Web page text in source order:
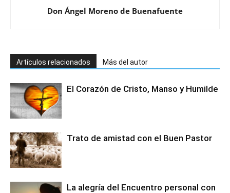
Don Ángel Moreno de Buenafuente
Artículos relacionados Más del autor
El Corazón de Cristo, Manso y Humilde
Trato de amistad con el Buen Pastor
La alegría del Encuentro personal con